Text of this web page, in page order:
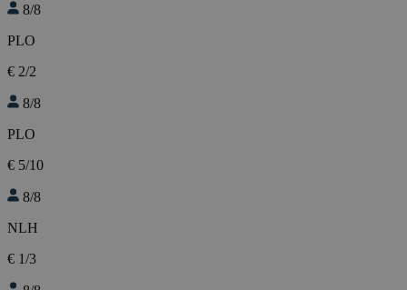
8/8
PLO
€ 2/2
8/8
PLO
€ 5/10
8/8
NLH
€ 1/3